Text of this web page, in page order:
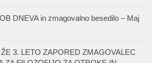
DNEVA in zmagovalno besedilo – Maj
3. LETO ZAPORED ZMAGOVALEC